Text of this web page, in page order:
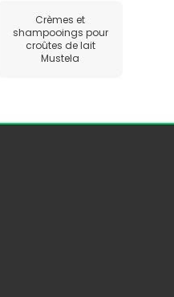
Crèmes et
shampooings pour
croûtes de lait
Mustela